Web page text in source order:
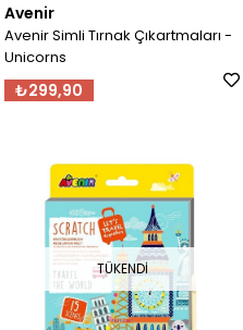
Avenir
Avenir Simli Tırnak Çıkartmaları -
Unicorns
₺299,90
TÜKENDI